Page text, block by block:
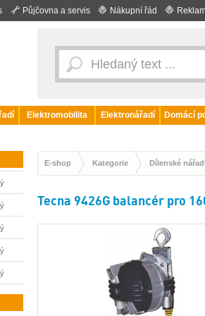
Půjčovna a servis Nákupní řád
Elektromobilita Elektronářadí
Domácí
klíč
E-shop Kategorie Dílenské
Tecna 9426G balancér pro